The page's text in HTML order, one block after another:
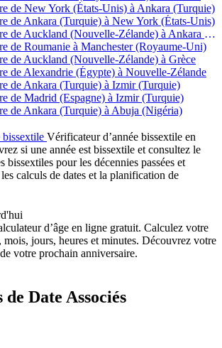
de New York (États-Unis) à Ankara (Turquie)
de Ankara (Turquie) à New York (États-Unis)
Conversion de l'heure de Auckland (Nouvelle-Zélande) à Ankara (Turquie)
de Roumanie à Manchester (Royaume-Uni)
de Auckland (Nouvelle-Zélande) à Grèce
de Alexandrie (Égypte) à Nouvelle-Zélande
de Ankara (Turquie) à Izmir (Turquie)
de Madrid (Espagne) à Izmir (Turquie)
de Ankara (Turquie) à Abuja (Nigéria)
Vérificateur d’année bissextile en
si une année est bissextile et consultez le
bissextiles pour les décennies passées et
calculs de dates et la planification de
d’âge en ligne gratuit. Calculez votre
mois, jours, heures et minutes. Découvrez votre
votre prochain anniversaire.
Date Associés